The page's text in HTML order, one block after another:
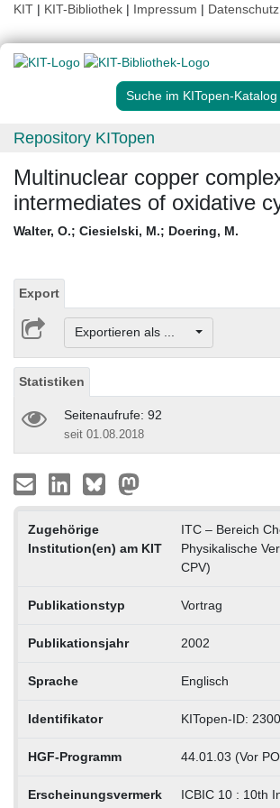
KIT | KIT-Bibliothek | Impressum | Datenschutz
Suche im KITopen-Katalog
Repository KITopen
Multinuclear copper
intermediates of oxidative
Walter, O.; Ciesielski, M.; Doering, M.
Export
Exportieren als ...
Statistiken
Seitenaufrufe: 92
seit 01.08.2018
Zugehörige
Institution(en) am KIT
ITC – Bereich
Physikalische
CPV)
Publikationstyp Vortrag
Publikationsjahr 2002
Sprache Englisch
Identifikator KITopen-ID:
HGF-Programm 44.01.03 (Vor
Erscheinungsvermerk
ICBIC 10 : 10th